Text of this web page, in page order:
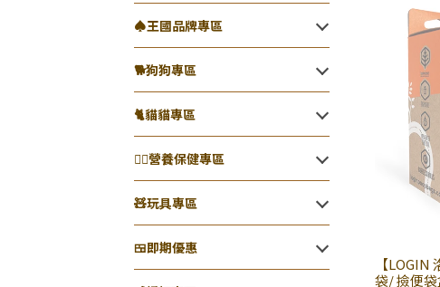
♠王國品牌專區
🐕️狗狗專區
🐈️貓貓專區
👨‍⚕️營養保健專區
🧸玩具專區
🍱即期優惠
【
袋/ 撿便